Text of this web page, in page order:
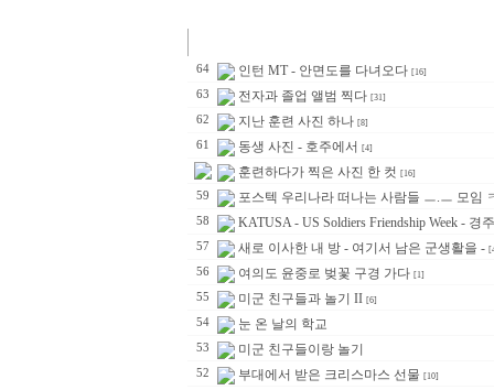
64 인턴 MT - 안면도를 다녀오다 [16]
63 전자과 졸업 앨범 찍다 [31]
62 지난 훈련 사진 하나 [8]
61 동생 사진 - 호주에서 [4]
훈련하다가 찍은 사진 한 컷 [16]
59 포스텍 우리나라 떠나는 사람들 ㅡ.ㅡ 모임
58 KATUSA - US Soldiers Friendship Week - 경
57 새로 이사한 내 방 - 여기서 남은 군생활을 -
56 여의도 윤중로 벚꽃 구경 가다 [1]
55 미군 친구들과 놀기 II [6]
54 눈 온 날의 학교
53 미군 친구들이랑 놀기
52 부대에서 받은 크리스마스 선물 [10]